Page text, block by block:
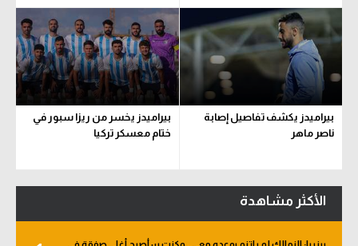
بيراميدز يكشف تفاصيل إصابة
ناصر ماهر
بيراميدز يخسر من ريزا سبور في
ختام معسكر تركيا
الأكثر مشاهدة